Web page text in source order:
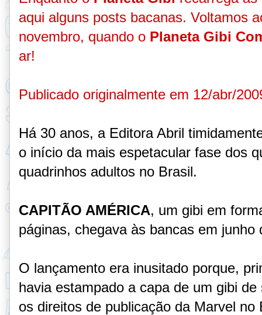
aqui alguns posts bacanas. Voltamos
novembro, quando o Planeta Gibi
ar!
Publicado originalmente em 12/abr/
Há 30 anos, a Editora Abril
o início da mais espetacular fase dos
quadrinhos adultos no Brasil.
CAPITÃO AMÉRICA, um gibi em
páginas, chegava às bancas em
O lançamento era inusitado porque,
havia estampado a capa de um gibi
os direitos de publicação da Marvel no